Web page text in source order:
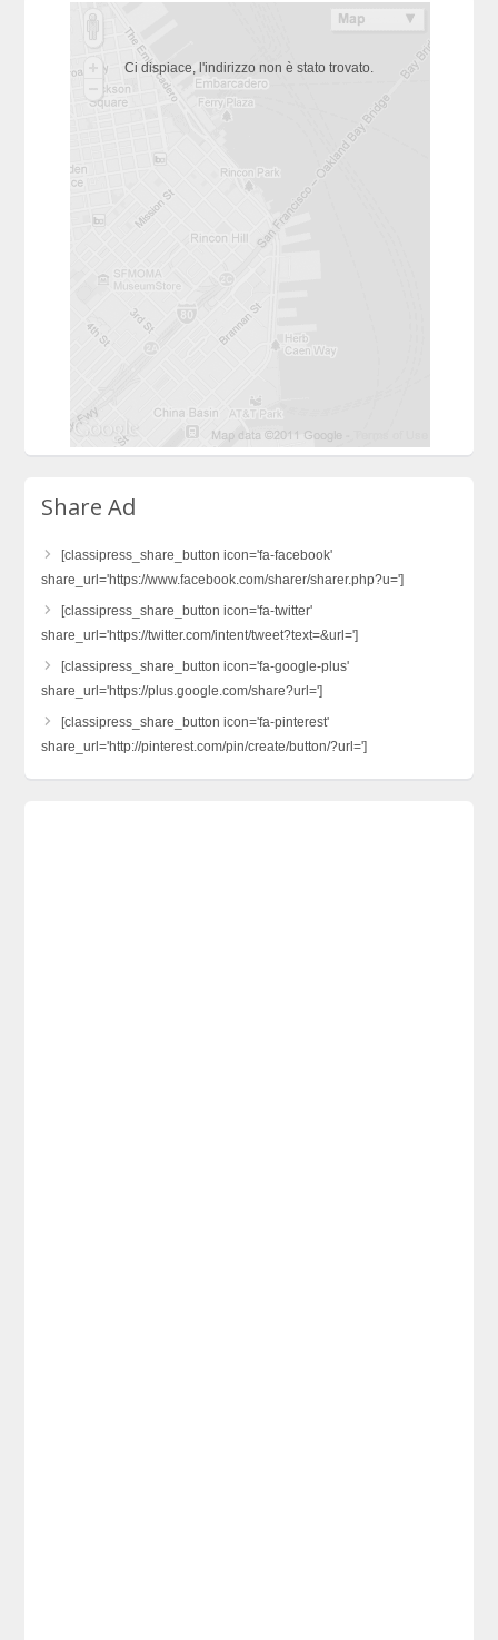
Ci dispiace, l'indirizzo non è stato trovato.
Share Ad
[classipress_share_button icon='fa-facebook'
share_url='https://www.facebook.com/sharer/sharer.php?u=']
[classipress_share_button icon='fa-twitter'
share_url='https://twitter.com/intent/tweet?text=&url=']
[classipress_share_button icon='fa-google-plus'
share_url='https://plus.google.com/share?url=']
[classipress_share_button icon='fa-pinterest'
share_url='http://pinterest.com/pin/create/button/?url=']